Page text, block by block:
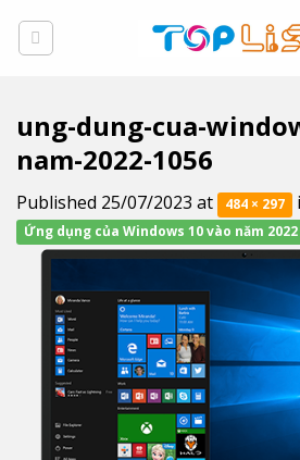
ung-dung-cua-
nam-2022-1056
Published 25/07/2023 at 484 × 297
Ứng dụng của Windows 10 vào năm 2022